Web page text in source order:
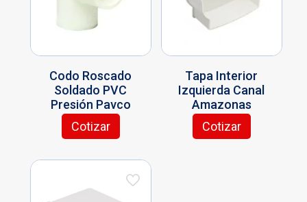
Codo Roscado
Soldado PVC
Presión Pavco
Cotizar
Tapa Interior
Izquierda Canal
Amazonas
Cotizar